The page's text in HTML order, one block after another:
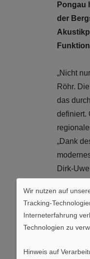
Pongau
der
„Nicht
Röhr.
das
definiert.
„Dank
Dirk-
Wir nutzen auf
Tracking-
Interneterfahrung
Technologien zu
Hinweis auf